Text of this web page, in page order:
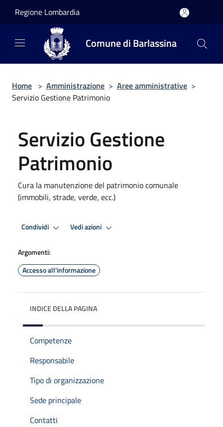
Regione Lombardia
Comune di Barlassina
Home > Amministrazione > Aree amministrative >
Servizio Gestione Patrimonio
Servizio Gestione
Patrimonio
Cura la manutenzione del patrimonio comunale
(immobili, strade, verde, ecc.)
Condividi Vedi azioni
Argomenti:
Accesso all'informazione
INDICE DELLA PAGINA
Competenze
Responsabile
Tipo di organizzazione
Sede principale
Contatti